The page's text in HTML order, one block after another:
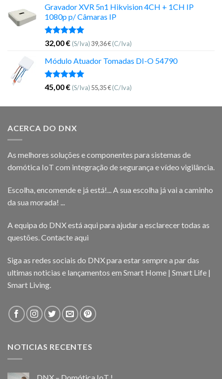
Gravador XVR 5n1 Hikvision 4CH + 1CH IP
1080p p/ Câmaras IP
Avaliação
5.00
de 5
32,00€ (S/Iva)39,36€(C/Iva)
Módulo Atuador Tomadas DI-O 54790
Avaliação
5.00
de 5
45,00€ (S/Iva)55,35€(C/Iva)
ACERCA DO DNX
As melhores soluções e componentes para sistemas de
domótica IoT com integração de segurança e vídeo vigilância.
Escolha, encomende e já está!... A sua escolha já vai a caminho
da sua morada! ...
A equipa do DNX está aqui para ajudar a esclarecer todas as
questões. Contacte aqui
Siga as redes sociais do DNX para estar sempre a par das
ultimas noticias e lançamentos em Smart Home | Smart Life |
Smart Living.
NOTICIAS RECENTES